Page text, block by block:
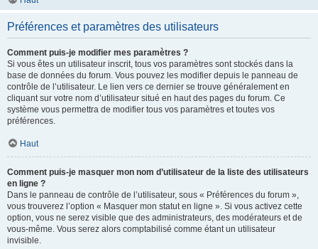
Préférences et paramètres des utilisateurs
Comment puis-je modifier mes paramètres ?
Si vous êtes un utilisateur inscrit, tous vos paramètres sont stockés dans la
base de données du forum. Vous pouvez les modifier depuis le panneau de
contrôle de l’utilisateur. Le lien vers ce dernier se trouve généralement en
cliquant sur votre nom d’utilisateur situé en haut des pages du forum. Ce
système vous permettra de modifier tous vos paramètres et toutes vos
préférences.
Haut
Comment puis-je masquer mon nom d’utilisateur de la liste des utilisateurs
en ligne ?
Dans le panneau de contrôle de l’utilisateur, sous « Préférences du forum »,
vous trouverez l’option « Masquer mon statut en ligne ». Si vous activez cette
option, vous ne serez visible que des administrateurs, des modérateurs et de
vous-même. Vous serez alors comptabilisé comme étant un utilisateur
invisible.